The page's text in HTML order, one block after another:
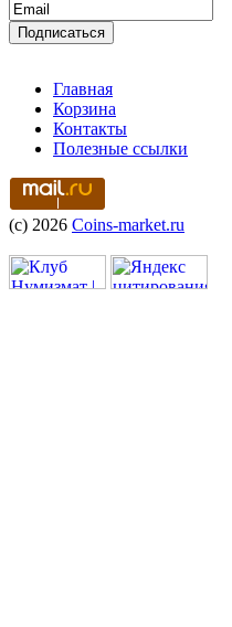
Главная
Корзина
Контакты
Полезные ссылки
(c) 2026 Coins-market.ru